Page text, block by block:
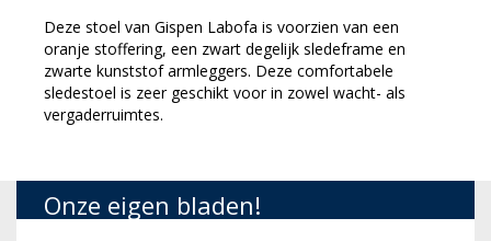
Deze stoel van Gispen Labofa is voorzien van een
oranje stoffering, een zwart degelijk sledeframe en
zwarte kunststof armleggers. Deze comfortabele
sledestoel is zeer geschikt voor in zowel wacht- als
vergaderruimtes.
Onze eigen bladen!